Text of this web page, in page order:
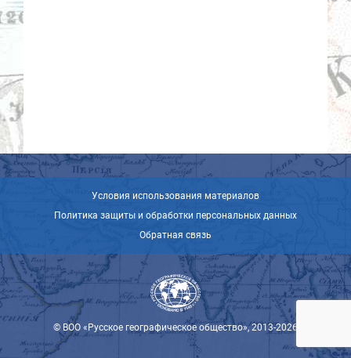
Условия использования материалов
Политика защиты и обработки персональных данных
Обратная связь
© ВОО «Русское географическое общество», 2013-2026